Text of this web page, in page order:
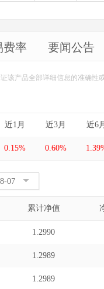
费率 要闻公告
该产品全部详细信息的准确性
近1月 近3月 近6月
0.15% 0.60%
累计净值
1.2990
1.2989
1.2989